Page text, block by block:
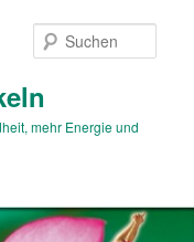
mehr Energie und